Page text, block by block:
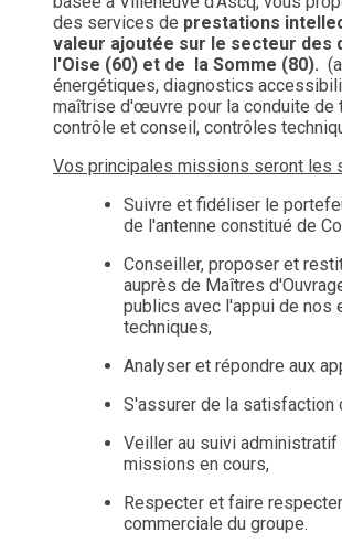
des services de prestations
valeur ajoutée sur le secteur des
l'Oise (60) et de la Somme (80).
énergétiques, diagnostics
maîtrise d'œuvre pour la conduite de
contrôle et conseil, contrôles
Vos principales missions seront les
Suivre et fidéliser le
de l'antenne constitué de
Conseiller, proposer et
auprès de Maîtres
publics avec l'appui de nos
techniques,
Analyser et répondre aux
S'assurer de la satisfaction
Veiller au suivi
missions en cours,
Respecter et faire
commerciale du groupe.